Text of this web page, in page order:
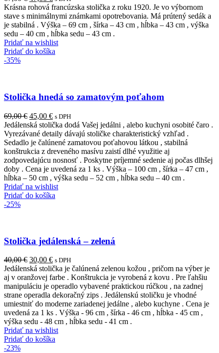
cena
bola:
67,00 €.
cena
je:
47,00 €.
Krásna rohová francúzska stolička z roku 1920. Je vo výbornom
stave s minimálnymi známkami opotrebovania. Má prútený sedák a
je stabilná . Výška – 69 cm , šírka – 43 cm , hĺbka – 43 cm , výška
sedu – 40 cm , hĺbka sedu – 43 cm .
Pridať na wishlist
Pridať do košíka
-35%
Stolička hnedá so zamatovým poťahom
69,00€ Pôvodná
cena
bola:
69,00 €.
45,00 €Aktuálna
cena
je:
45,00 €.
s DPH
Jedálenská stolička dodá Vašej jedálni , alebo kuchyni osobité čaro .
Vyrezávané detaily dávajú stoličke charakteristický vzhľad .
Sedadlo je čalúnené zamatovou poťahovou látkou , stabilná
konštrukcia z dreveného masívu zaistí dlhé využitie aj
zodpovedajúcu nosnosť . Poskytne príjemné sedenie aj počas dlhšej
doby . Cena je uvedená za 1 ks . Výška – 100 cm , šírka – 47 cm ,
hĺbka – 50 cm , výška sedu – 52 cm , hĺbka sedu – 40 cm .
Pridať na wishlist
Pridať do košíka
-25%
Stolička jedálenská – zelená
40,00€ Pôvodná
cena
bola:
40,00 €.
30,00 €Aktuálna
cena
je:
30,00 €.
s DPH
Jedálenská stolička je čalúnená zelenou kožou , pričom na výber je
aj v oranžovej farbe . Konštrukcia je vyrobená z kovu . Pre ľahšiu
manipuláciu je operadlo vybavené praktickou rúčkou , na zadnej
strane operadla dekoračný zips . Jedálenskú stoličku je vhodné
umiestniť do moderne zariadenej jedálne , alebo kuchyne . Cena je
uvedená za 1 ks . Výška - 96 cm , šírka - 46 cm , hĺbka - 45 cm ,
výška sedu - 48 cm , hĺbka sedu - 41 cm .
Pridať na wishlist
Pridať do košíka
-23%